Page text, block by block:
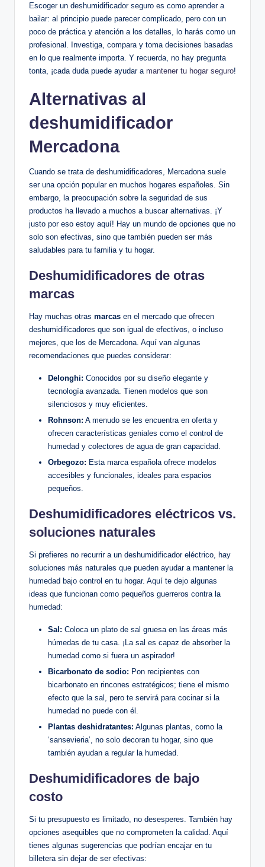
Escoger un deshumidificador ⁤seguro es como​ aprender a
bailar: al principio puede parecer complicado, pero con un
poco de práctica y atención ​a los ​detalles,⁣ lo harás como un
⁤profesional. Investiga, compara y ⁤toma​ decisiones basadas
⁢en lo que ⁢realmente importa. ​Y recuerda,​ no hay pregunta
tonta, ¡cada duda puede ayudar a ⁤ mantener​ tu hogar seguro!
Alternativas al
deshumidificador
Mercadona
Cuando se trata de deshumidificadores, Mercadona suele
ser⁢ una opción popular en muchos hogares españoles. Sin
embargo, la preocupación ​sobre la seguridad ‌de sus‍
productos ha llevado a muchos a​ buscar alternativas. ‍¡Y
justo por​ eso estoy aquí! Hay un mundo de opciones⁢ que no
solo⁢ son efectivas, sino que también pueden ser​ más
saludables para tu familia y tu hogar.
Deshumidificadores de ​otras
marcas
Hay muchas otras marcas ‍en⁤ el mercado que ‍ofrecen‌
deshumidificadores que son igual de efectivos, ⁢o incluso
mejores, que los de Mercadona. ⁤Aquí van algunas
recomendaciones que puedes‍ considerar:
Delonghi: Conocidos⁤ por su diseño elegante y
tecnología avanzada. Tienen modelos que son
silenciosos‌ y muy eficientes.
Rohnson: A ‌menudo se ⁣les encuentra en ‌oferta y
ofrecen características geniales como el ‌control de
humedad y‍ colectores ‍de agua de gran capacidad.
Orbegozo: Esta marca ⁢española ofrece modelos
accesibles y funcionales, ideales para espacios
pequeños.
Deshumidificadores eléctricos ⁣vs.
⁢soluciones naturales
Si prefieres no recurrir a un deshumidificador eléctrico, hay
soluciones⁤ más naturales que pueden ayudar a mantener la
humedad ​bajo control en tu hogar. Aquí ‍te dejo⁢ algunas
ideas que‍ funcionan como ⁢pequeños guerreros contra la
humedad:
Sal: Coloca un plato de sal gruesa ​en⁣ las áreas más
húmedas de ​tu casa. ¡La sal es capaz⁤ de absorber la
humedad como si fuera​ un aspirador!
Bicarbonato ⁤de sodio: Pon recipientes ‌con
bicarbonato en rincones estratégicos;⁤ tiene el mismo
efecto que la sal, pero te servirá para cocinar ⁤si la
humedad no puede con⁣ él.
Plantas deshidratantes: Algunas plantas, como la
‘sansevieria’, no solo decoran tu hogar, sino que
también ayudan a regular la humedad.
Deshumidificadores de bajo
costo
Si ‍tu presupuesto es limitado,⁤ no desesperes. También hay
⁢opciones asequibles que no comprometen la calidad. Aquí
tienes⁢ algunas sugerencias que podrían encajar ​en tu
billetera sin ‌dejar de ser efectivas: